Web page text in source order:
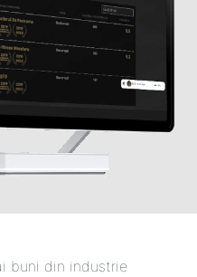
buni din industrie